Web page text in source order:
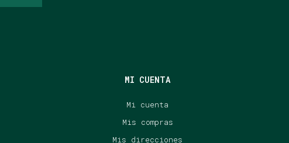
MI CUENTA
Mi cuenta
Mis compras
Mis direcciones